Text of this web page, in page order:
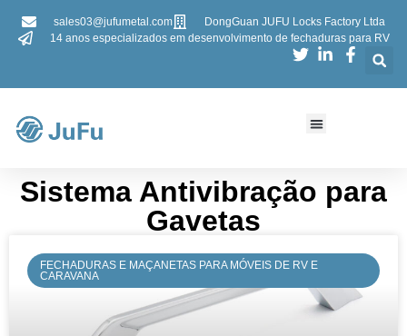
sales03@jufumetal.com
DongGuan JUFU Locks Factory Ltda
14 anos especializados em desenvolvimento de fechaduras para RV
Sistema Antivibração para
Gavetas​​
FECHADURAS E MAÇANETAS PARA MÓVEIS DE RV E
CARAVANA